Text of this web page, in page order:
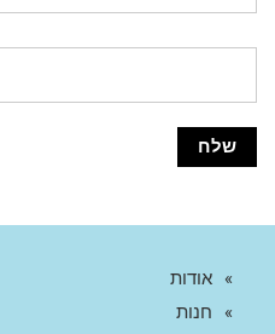
אודות
חנות